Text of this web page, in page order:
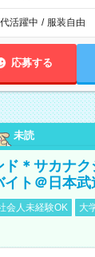
活躍中 / 服装自由
応募する
未読
ド＊サカナ
ト＠日本武
会人未経験OK
大